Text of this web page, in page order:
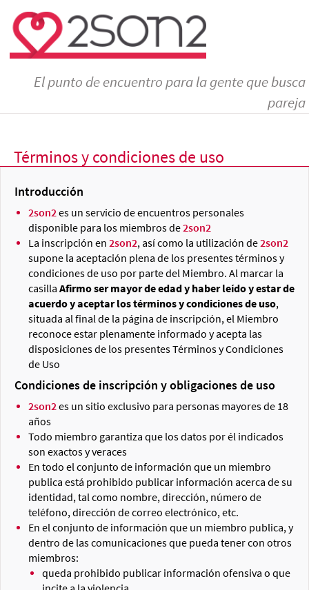
El punto de encuentro para la gente que busca
pareja
Términos y condiciones de uso
Introducción
2son2 es un servicio de encuentros personales
disponible para los miembros de2son2
La inscripción en 2son2, así como la utilización de2son2
supone la aceptación plena de los presentes términos y
condiciones de uso por parte del Miembro. Al marcar la
casilla Afirmo ser mayor de edad y haber leído y estar de
acuerdo y aceptar los términos y condiciones de uso,
situada al final de la página de inscripción, el Miembro
reconoce estar plenamente informado y acepta las
disposiciones de los presentes Términos y Condiciones
de Uso
Condiciones de inscripción y obligaciones de uso
2son2 es un sitio exclusivo para personas mayores de 18
años
Todo miembro garantiza que los datos por él indicados
son exactos y veraces
En todo el conjunto de información que un miembro
publica está prohibido publicar información acerca de su
identidad, tal como nombre, dirección, número de
teléfono, dirección de correo electrónico, etc.
En el conjunto de información que un miembro publica, y
dentro de las comunicaciones que pueda tener con otros
miembros:
queda prohibido publicar información ofensiva o que